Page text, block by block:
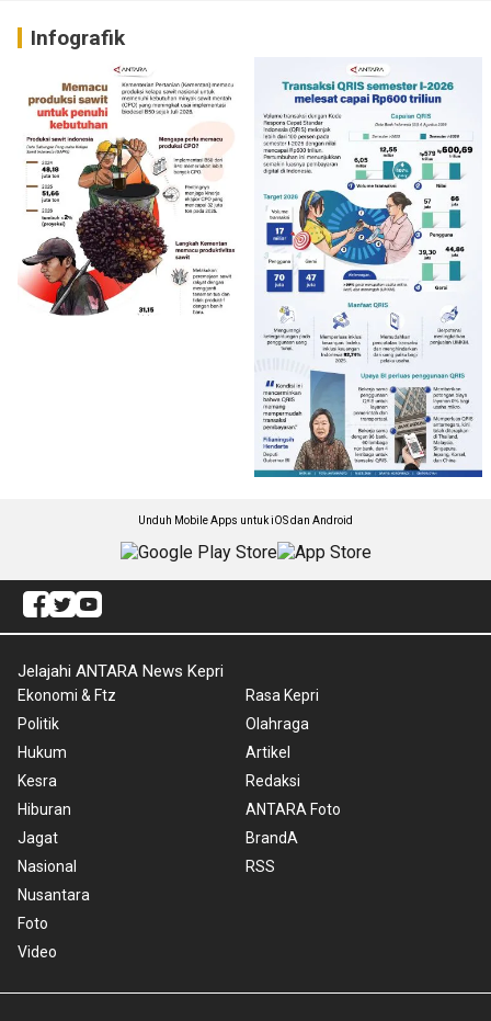
Infografik
Unduh Mobile Apps untuk iOS dan Android
Jelajahi ANTARA News Kepri
Ekonomi & Ftz
Politik
Hukum
Kesra
Hiburan
Jagat
Nasional
Nusantara
Foto
Video
Rasa Kepri
Olahraga
Artikel
Redaksi
ANTARA Foto
BrandA
RSS